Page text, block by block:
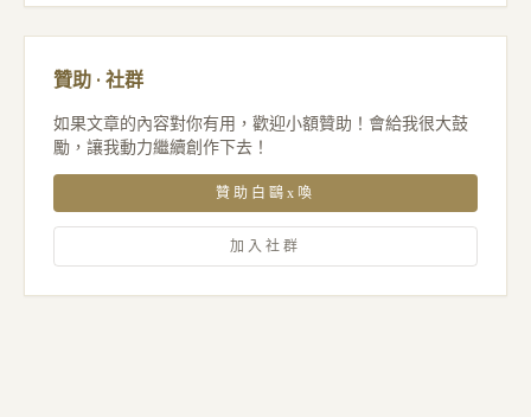
贊助 · 社群
如果文章的內容對你有用，歡迎小額贊助！會給我很大鼓
勵，讓我動力繼續創作下去！
贊助白鷗x喚
加入社群